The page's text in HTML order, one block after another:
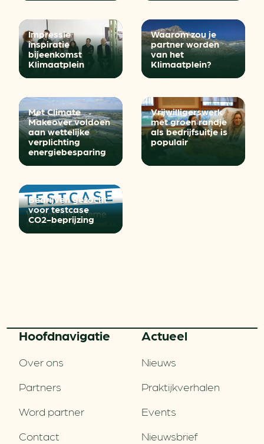
Impressie
inspiratie
bijeenkomst
Klimaatplein
Waarom zou je
partner worden
van het
Klimaatplein?
Met Climate
Makeover voldoen
aan wettelijke
verplichting
energiebesparing
Vrijwilligerswerk
met groen randje
als bedrijfsuitje is
populair
Bedrijven gezocht
voor testcase
CO2-beprijzing
Hoofd­navigatie
Over ons
Partners
Word partner
Contact
Actueel
Nieuws
Praktijkverhalen
Events
Nieuwsbrief